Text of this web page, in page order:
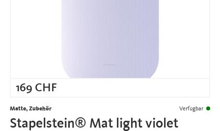
169 CHF
Matte, Zubehör Verfügbar
Stapelstein® Mat light violet